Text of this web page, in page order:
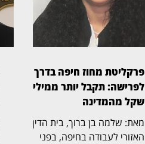
פרקליטת מחוז חיפה בדרך
לפרישה: תקבל יותר ממיליון
שקל מהמדינה
מאת: שלמה בן ברוך, בית הדין
האזורי לעבודה בחיפה, בפני